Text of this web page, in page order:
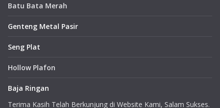
Batu Bata Merah
Genteng Metal Pasir
Seng Plat
Hollow Plafon
Baja Ringan
Terima Kasih Telah Berkunjung di Website Kami, Salam Sukses.